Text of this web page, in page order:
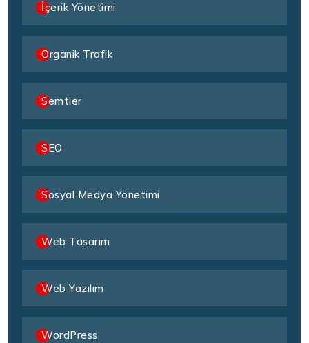
İçerik Yönetimi
Organik Trafik
Semtler
SEO
Sosyal Medya Yönetimi
Web Tasarım
Web Yazılım
WordPress